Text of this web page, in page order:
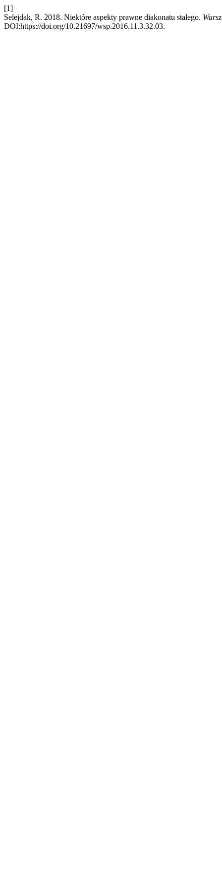
[1]
Selejdak, R. 2018. Niektóre aspekty prawne diakonatu stałego.
DOI:https://doi.org/10.21697/wsp.2016.11.3.32.03.